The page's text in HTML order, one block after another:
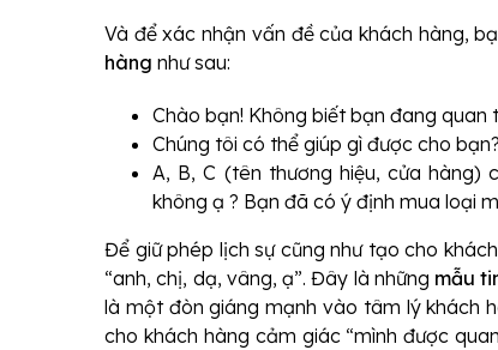
Và để xác nhận vấn đề của khách hàng,
hàng như sau:
Chào bạn! Không biết bạn đang
Chúng tôi có thể giúp gì được cho bạn?
A, B, C (tên thương hiệu, cửa
không ạ ? Bạn đã có ý định mua loại
Để giữ phép lịch sự cũng như tạo cho
“anh, chị, dạ, vâng, ạ”. Đây là những mẫu
là một đòn giáng mạnh vào tâm lý khách
cho khách hàng cảm giác “mình được